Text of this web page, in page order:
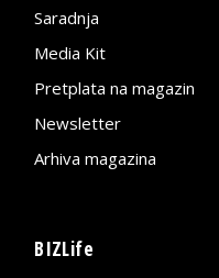
Saradnja
Media Kit
Pretplata na magazin
Newsletter
Arhiva magazina
BIZLife